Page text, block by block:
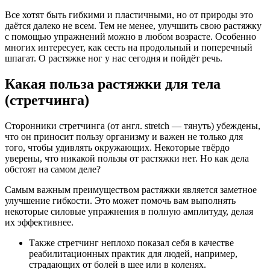
Все хотят быть гибкими и пластичными, но от природы это
даётся далеко не всем. Тем не менее, улучшить свою растяжку
с помощью упражнений можно в любом возрасте. Особенно
многих интересует, как сесть на продольный и поперечный
шпагат. О растяжке ног у нас сегодня и пойдёт речь.
Какая польза растяжки для тела
(стретчинга)
Сторонники стретчинга (от англ. stretch — тянуть) убеждены,
что он приносит пользу организму и важен не только для
того, чтобы удивлять окружающих. Некоторые твёрдо
уверены, что никакой пользы от растяжки нет. Но как дела
обстоят на самом деле?
Самым важным преимуществом растяжки является заметное
улучшение гибкости. Это может помочь вам выполнять
некоторые силовые упражнения в полную амплитуду, делая
их эффективнее.
Также стретчинг неплохо показал себя в качестве
реабилитационных практик для людей, например,
страдающих от болей в шее или в коленях.